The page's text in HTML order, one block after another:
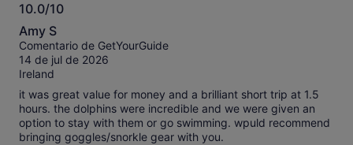
10.0/10
10.0
sobre
10
Amy S
Comentario de GetYourGuide
14 de jul de 2026
Ireland
it was great value for money and a brilliant short trip at 1.5
hours. the dolphins were incredible and we were given an
option to stay with them or go swimming. wpuld recommend
bringing goggles/snorkle gear with you.